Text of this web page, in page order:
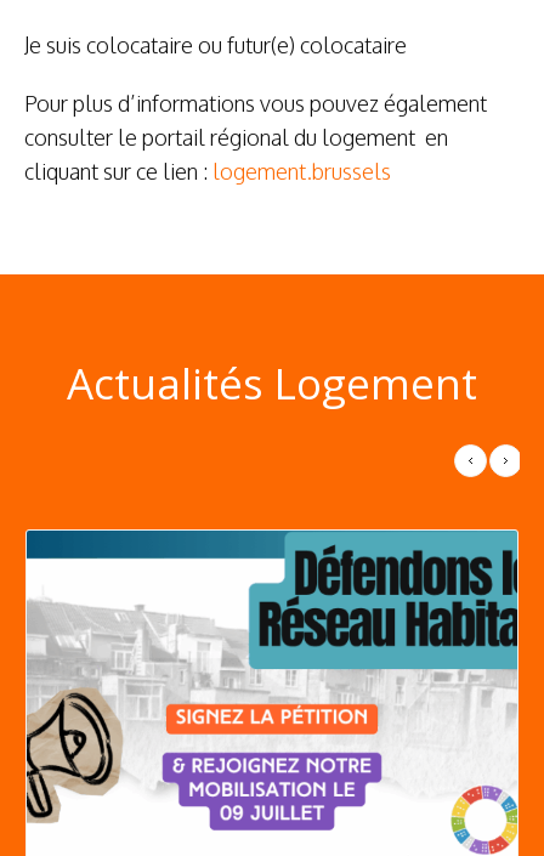
Je suis colocataire ou futur(e) colocataire
Pour plus d’informations vous pouvez également
consulter le portail régional du logement en
cliquant sur ce lien : logement.brussels
Actualités Logement